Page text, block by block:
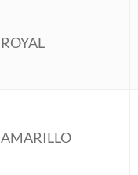
ROYAL
AMARILLO